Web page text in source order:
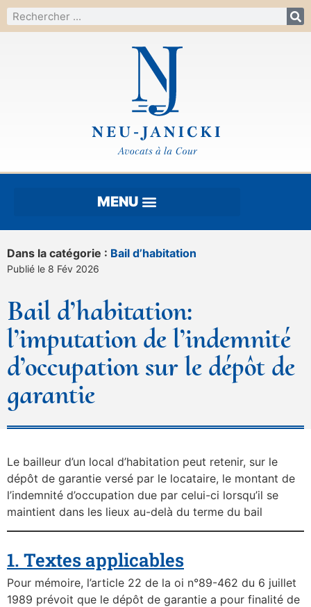
Dans la catégorie : Bail d’habitation
Publié le 8 Fév 2026
Bail d’habitation:
l’imputation de l’indemnité
d’occupation sur le dépôt de
garantie
Le bailleur d’un local d’habitation peut retenir, sur le
dépôt de garantie versé par le locataire, le montant de
l’indemnité d’occupation due par celui-ci lorsqu’il se
maintient dans les lieux au-delà du terme du bail
1. Textes applicables
Pour mémoire, l’article 22 de la oi n°89-462 du 6 juillet
1989 prévoit que le dépôt de garantie a pour finalité de